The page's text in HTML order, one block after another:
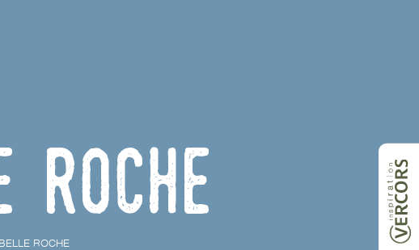
ROCHE